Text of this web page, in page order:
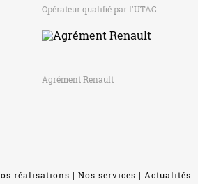
Opérateur qualifié par l'UTAC
Agrément Renault
réalisations Nos services
Actualités